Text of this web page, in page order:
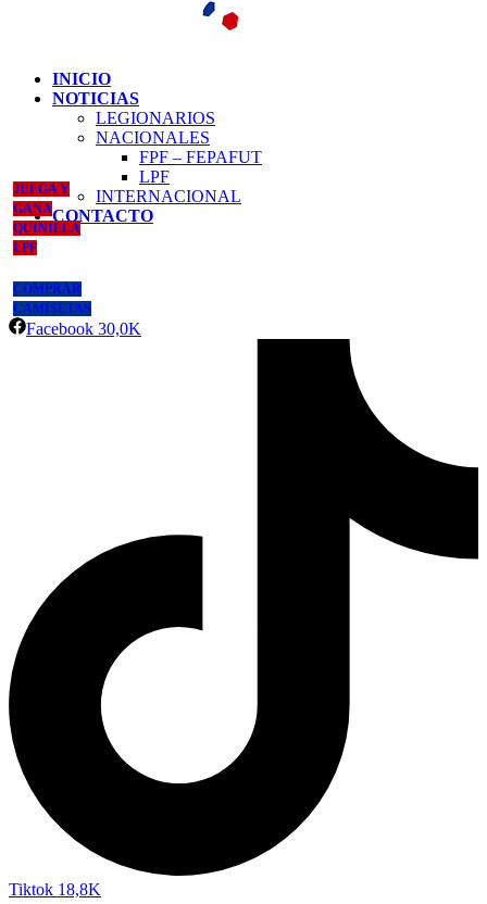
INICIO
NOTICIAS
LEGIONARIOS
NACIONALES
FPF – FEPAFUT
LPF
INTERNACIONAL
CONTACTO
JUEGA Y
GANA
QUINIELA
LPF
COMPRAR
CAMISETAS
Facebook 30,0K
Tiktok 18,8K